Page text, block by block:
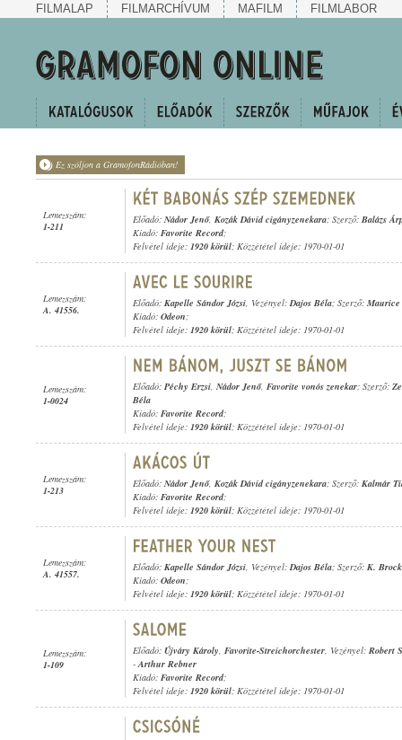
FILMALAP FILMARCHÍVUM MAFILM FILMLABOR
Ez szóljon a GramofonRádióban!
Lemezszám:
1-211
Előadó: Nádor Jenő, Kozák Dávid cigányzenekara; Szerző: Balázs
Kiadó: Favorite Record;
Felvétel ideje: 1920 körül; Közzététel ideje: 1970-01-01
Lemezszám:
A. 41556.
Előadó: Kapelle Sándor Józsi, Vezényel:Dajos Béla; Szerző: Maurice
Kiadó: Odeon;
Felvétel ideje: 1920 körül; Közzététel ideje: 1970-01-01
Lemezszám:
1-0024
Előadó: Péchy Erzsi, Nádor Jenő, Favorite vonós zenekar; Szerző:
Béla
Kiadó: Favorite Record;
Felvétel ideje: 1920 körül; Közzététel ideje: 1970-01-01
Lemezszám:
1-213
Előadó: Nádor Jenő, Kozák Dávid cigányzenekara; Szerző: Kalmár
Kiadó: Favorite Record;
Felvétel ideje: 1920 körül; Közzététel ideje: 1970-01-01
Lemezszám:
A. 41557.
Előadó: Kapelle Sándor Józsi, Vezényel:Dajos Béla; Szerző: K.
Kiadó: Odeon;
Felvétel ideje: 1920 körül; Közzététel ideje: 1970-01-01
Lemezszám:
1-109
Előadó: Újváry Károly, Favorite-Streichorchester, Vezényel: Robert
-Arthur Rebner
Kiadó: Favorite Record;
Felvétel ideje: 1920 körül; Közzététel ideje: 1970-01-01